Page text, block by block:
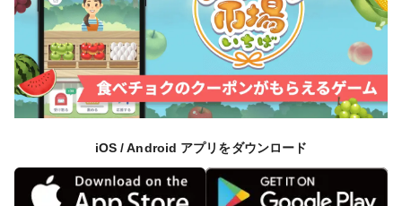
iOS / Android アプリをダウンロード